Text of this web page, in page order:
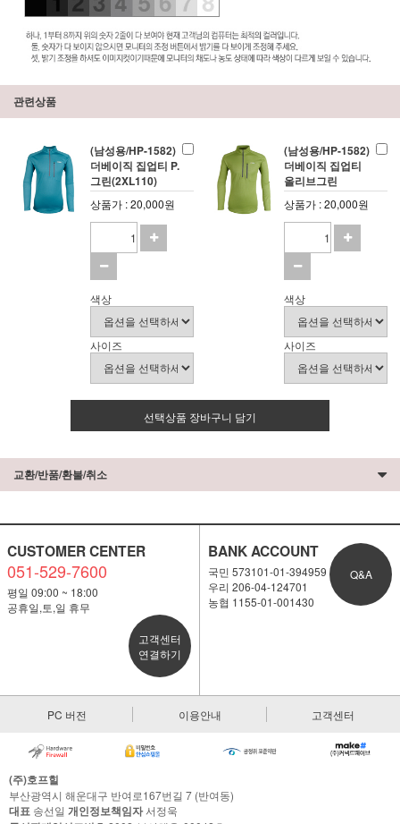
관련상품
(남성용/HP-1582)
더베이직 집업티 P.
그린(2XL110)
상품가 : 20,000원
색상
사이즈
(남성용/HP-1582)
더베이직 집업티
올리브그린
상품가 : 20,000원
색상
사이즈
선택상품 장바구니 담기
교환/반품/환불/취소
CUSTOMER CENTER
051-529-7600
평일 09:00 ~ 18:00
공휴일,토,일 휴무
고객센터
연결하기
BANK ACCOUNT
국민 573101-01-394959
우리 206-04-124701
농협 1155-01-001430
Q&A
PC 버전 이용안내 고객센터
(주)호프힐
부산광역시 해운대구 반여로167번길 7 (반여동)
대표 송선일 개인정보책임자서정욱